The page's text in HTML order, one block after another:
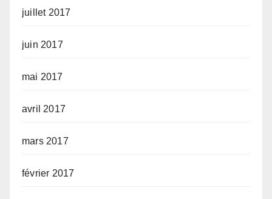
juillet 2017
juin 2017
mai 2017
avril 2017
mars 2017
février 2017